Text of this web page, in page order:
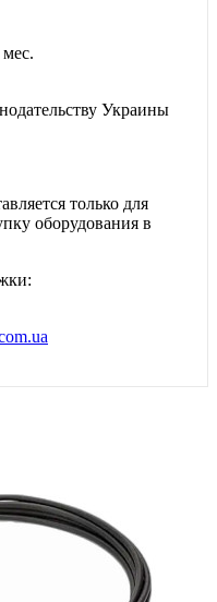
Украины
только для
оборудования в